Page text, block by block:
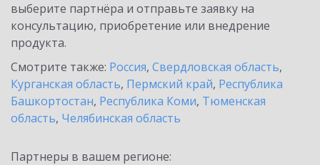
выберите партнёра и отправьте заявку на
консультацию, приобретение или внедрение
продукта.
Смотрите также: Россия, Свердловская область,
Курганская область, Пермский край, Республика
Башкортостан, Республика Коми, Тюменская
область, Челябинская область
Партнеры в вашем регионе: